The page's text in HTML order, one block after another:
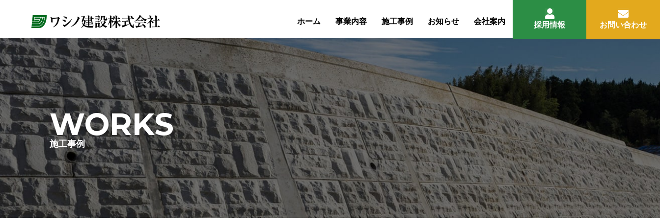
ン
テ
ン
ツ
ス
ッ
プ
ホーム 事業内容 施工事例 お知らせ 会社案内 採用情報 お問い合わせ
WORKS
施工事例